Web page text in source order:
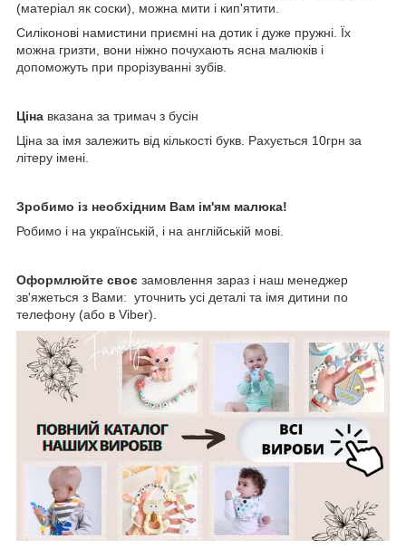
(матеріал як соски), можна мити і кип'ятити.
Силіконові намистини приємні на дотик і дуже пружні. Їх
можна гризти, вони ніжно почухають ясна малюків і
допоможуть при прорізуванні зубів.
Ціна вказана за тримач з бусін
Ціна за імя залежить від кількості букв. Рахується 10грн за
літеру імені.
Зробимо із необхідним Вам ім'ям малюка!
Робимо і на українській, і на англійській мові.
Оформлюйте своє замовлення зараз і наш менеджер
зв'яжеться з Вами: уточнить усі деталі та імя дитини по
телефону (або в Viber).